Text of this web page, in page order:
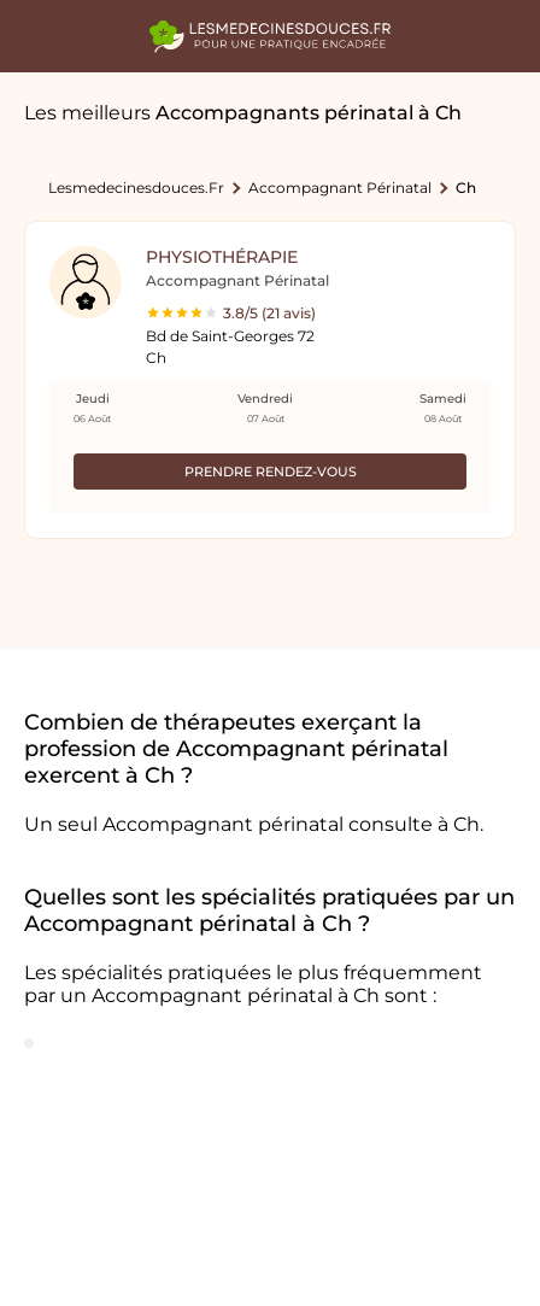
Les meilleurs Accompagnants périnatal à Ch
Lesmedecinesdouces.fr Accompagnant Périnatal Ch
PHYSIOTHÉRAPIE
Accompagnant Périnatal
3.8/5 (21 avis)
Bd de Saint-Georges 72
Ch
PRENDRE RENDEZ-VOUS
Jeudi
06 Août
Vendredi
07 Août
Samedi
08 Août
Combien de thérapeutes exerçant la
profession de Accompagnant périnatal
exercent à Ch ?
Un seul Accompagnant périnatal consulte à Ch.
Quelles sont les spécialités pratiquées par un
Accompagnant périnatal à Ch ?
Les spécialités pratiquées le plus fréquemment
par un Accompagnant périnatal à Ch sont :